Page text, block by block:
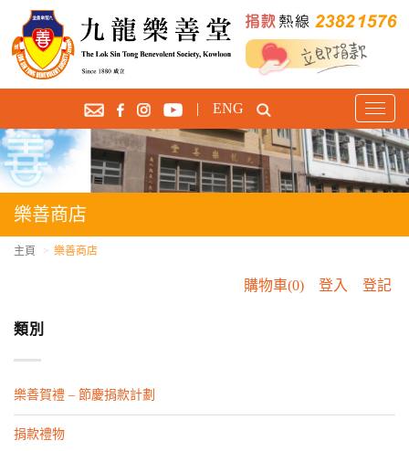
T
o
g
g
l
i
n
| ENG
樂善商店
主頁 樂善商店
購物車(0) 登入 登記
類別
樂善賀禮 – 節慶捐款計劃
捐款禮物